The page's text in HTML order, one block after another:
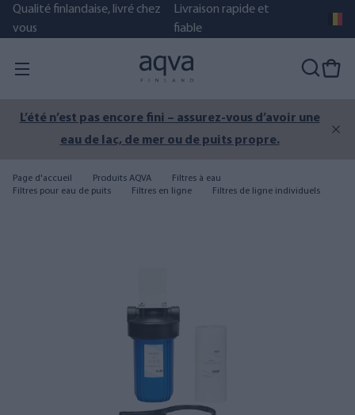
Qualité finlandaise, livré chez
vous
Livraison rapide et
fiable
L’été n’est pas encore fini – assurez-vous d’avoir une
eau de lac, de mer ou de puits propre.
Page d'accueil Produits AQVA
Filtres à eau
Filtres pour eau de puits
Filtres en ligne Filtres de ligne individuels